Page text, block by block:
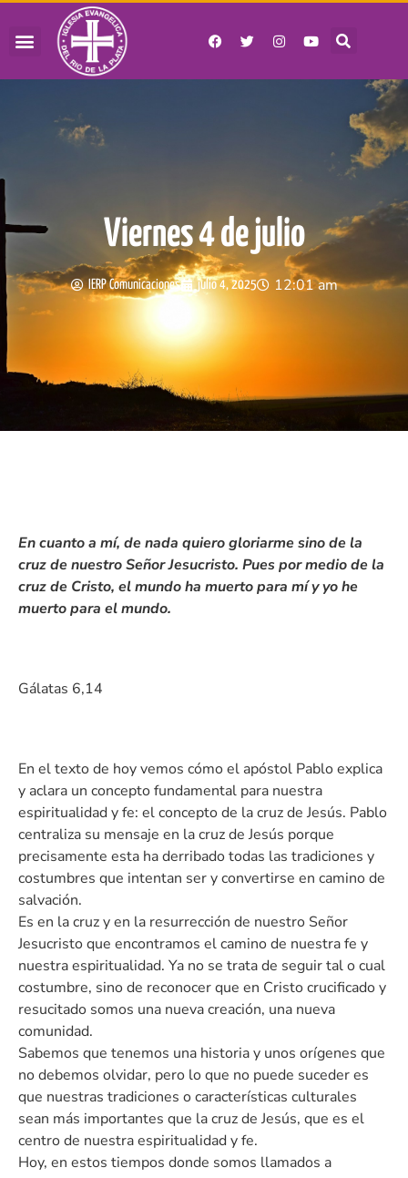
Viernes 4 de julio
IERP Comunicaciones julio 4, 2025 12:01 am
En cuanto a mí, de nada quiero gloriarme sino de la
cruz de nuestro Señor Jesucristo. Pues por medio de la
cruz de Cristo, el mundo ha muerto para mí y yo he
muerto para el mundo.
Gálatas 6,14
En el texto de hoy vemos cómo el apóstol Pablo explica
y aclara un concepto fundamental para nuestra
espiritualidad y fe: el concepto de la cruz de Jesús. Pablo
centraliza su mensaje en la cruz de Jesús porque
precisamente esta ha derribado todas las tradiciones y
costumbres que intentan ser y convertirse en camino de
salvación.
Es en la cruz y en la resurrección de nuestro Señor
Jesucristo que encontramos el camino de nuestra fe y
nuestra espiritualidad. Ya no se trata de seguir tal o cual
costumbre, sino de reconocer que en Cristo crucificado y
resucitado somos una nueva creación, una nueva
comunidad.
Sabemos que tenemos una historia y unos orígenes que
no debemos olvidar, pero lo que no puede suceder es
que nuestras tradiciones o características culturales
sean más importantes que la cruz de Jesús, que es el
centro de nuestra espiritualidad y fe.
Hoy, en estos tiempos donde somos llamados a